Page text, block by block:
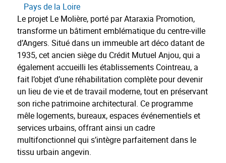
Pays de la Loire
Le projet Le Molière, porté par Ataraxia Promotion,
transforme un bâtiment emblématique du centre-ville
d’Angers. Situé dans un immeuble art déco datant de
1935, cet ancien siège du Crédit Mutuel Anjou, qui a
également accueilli les établissements Cointreau, a
fait l’objet d’une réhabilitation complète pour devenir
un lieu de vie et de travail moderne, tout en préservant
son riche patrimoine architectural. Ce programme
mêle logements, bureaux, espaces événementiels et
services urbains, offrant ainsi un cadre
multifonctionnel qui s’intègre parfaitement dans le
tissu urbain angevin.